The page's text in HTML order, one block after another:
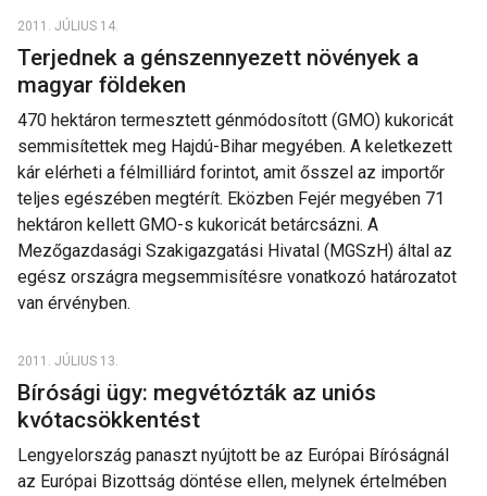
2011. JÚLIUS 14.
Terjednek a génszennyezett növények a
magyar földeken
470 hektáron termesztett génmódosított (GMO) kukoricát
semmisítettek meg Hajdú-Bihar megyében. A keletkezett
kár elérheti a félmilliárd forintot, amit ősszel az importőr
teljes egészében megtérít. Eközben Fejér megyében 71
hektáron kellett GMO-s kukoricát betárcsázni. A
Mezőgazdasági Szakigazgatási Hivatal (MGSzH) által az
egész országra megsemmisítésre vonatkozó határozatot
van érvényben.
2011. JÚLIUS 13.
Bírósági ügy: megvétózták az uniós
kvótacsökkentést
Lengyelország panaszt nyújtott be az Európai Bíróságnál
az Európai Bizottság döntése ellen, melynek értelmében